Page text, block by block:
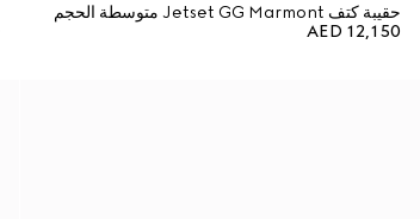
حقيبة كتف Jetset GG Marmont متوسطة الحجم
AED 12,150